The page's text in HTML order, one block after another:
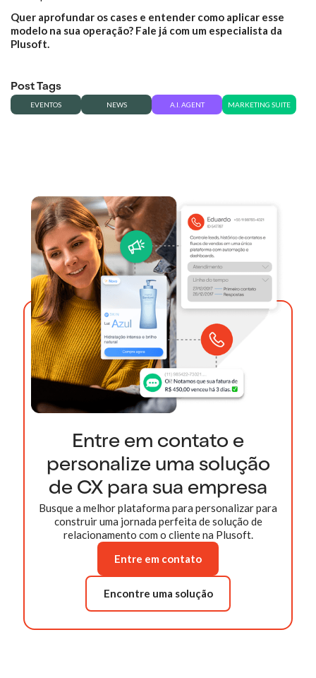
Quer aprofundar os cases e entender como aplicar esse
modelo na sua operação? Fale já com um especialista da
Plusoft.
Post Tags
EVENTOS NEWS A.I. AGENT MARKETING SUITE
Entre em contato e
personalize uma solução
de CX para sua empresa
Busque a melhor plataforma para personalizar para
construir uma jornada perfeita de solução de
relacionamento com o cliente na Plusoft.
Entre em contato
Encontre uma solução